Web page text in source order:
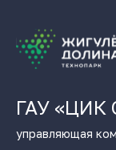
ГАУ «ЦИК
управляющая